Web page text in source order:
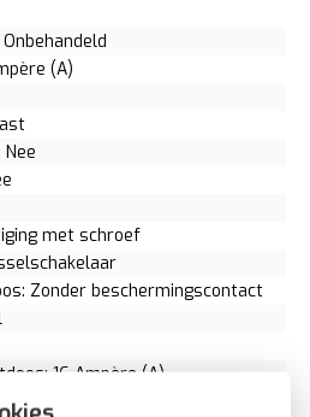
(A)
met schroef
Zonder beschermingscontact
16 Ampère (A)
1013